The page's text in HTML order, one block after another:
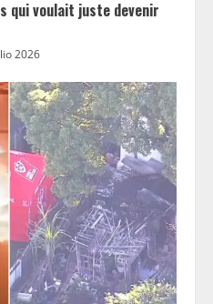
qui voulait juste devenir
2026